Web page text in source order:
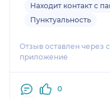
Находит контакт с
Пунктуальность
Отзыв оставлен через
приложение
0